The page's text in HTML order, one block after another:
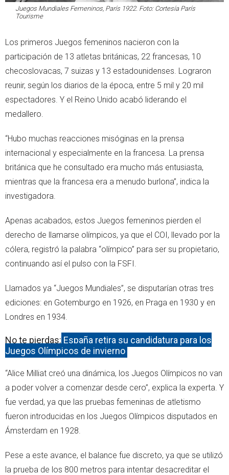
Juegos Mundiales Femeninos, París 1922. Foto: Cortesía París
Tourisme
Los primeros Juegos femeninos nacieron con la
participación de 13 atletas británicas, 22 francesas, 10
checoslovacas, 7 suizas y 13 estadounidenses. Lograron
reunir, según los diarios de la época, entre 5 mil y 20 mil
espectadores. Y el Reino Unido acabó liderando el
medallero.
“Hubo muchas reacciones misóginas en la prensa
internacional y especialmente en la francesa. La prensa
británica que he consultado era mucho más entusiasta,
mientras que la francesa era a menudo burlona”, indica la
investigadora.
Apenas acabados, estos Juegos femeninos pierden el
derecho de llamarse olímpicos, ya que el COI, llevado por la
cólera, registró la palabra “olímpico” para ser su propietario,
continuando así el pulso con la FSFI.
Llamados ya “Juegos Mundiales”, se disputarían otras tres
ediciones: en Gotemburgo en 1926, en Praga en 1930 y en
Londres en 1934.
No te pierdas: España retira su candidatura para los
Juegos Olímpicos de invierno
“Alice Milliat creó una dinámica, los Juegos Olímpicos no van
a poder volver a comenzar desde cero”, explica la experta. Y
fue verdad, ya que las pruebas femeninas de atletismo
fueron introducidas en los Juegos Olímpicos disputados en
Ámsterdam en 1928.
Pese a este avance, el balance fue discreto, ya que se utilizó
la prueba de los 800 metros para intentar desacreditar el